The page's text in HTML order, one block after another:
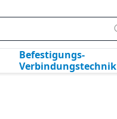
Befestigungs-
Verbindungstechnik